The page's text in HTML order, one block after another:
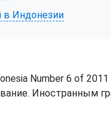
в Индонезии
Number 6 of
Иностранным